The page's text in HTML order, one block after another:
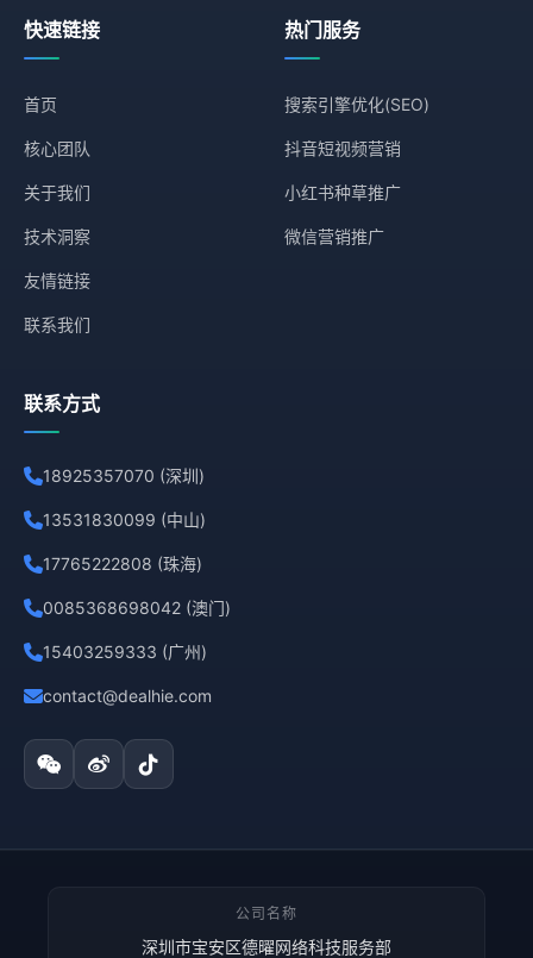
快速链接
首页
核心团队
关于我们
技术洞察
友情链接
联系我们
热门服务
搜索引擎优化(SEO)
抖音短视频营销
小红书种草推广
微信营销推广
联系方式
18925357070 (深圳)
13531830099 (中山)
17765222808 (珠海)
0085368698042 (澳门)
15403259333 (广州)
contact@dealhie.com
公司名称
深圳市宝安区德曜网络科技服务部